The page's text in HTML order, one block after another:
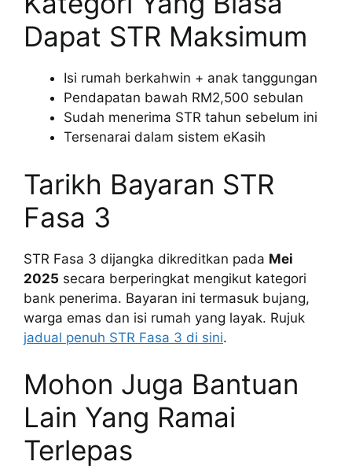
Dapat STR Maksimum
Isi rumah berkahwin + anak tanggungan
Pendapatan bawah RM2,500 sebulan
Sudah menerima STR tahun sebelum ini
Tersenarai dalam sistem eKasih
Tarikh Bayaran STR
Fasa 3
STR Fasa 3 dijangka dikreditkan pada Mei
2025 secara berperingkat mengikut kategori
bank penerima. Bayaran ini termasuk bujang,
warga emas dan isi rumah yang layak. Rujuk
jadual penuh STR Fasa 3 di sini.
Mohon Juga Bantuan
Lain Yang Ramai
Terlepas